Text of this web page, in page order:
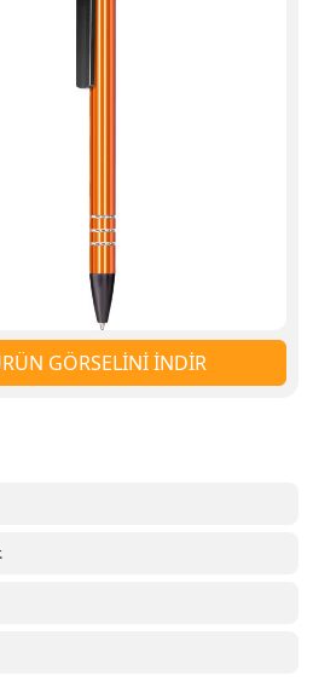
GÖRSELİNİ İNDİR